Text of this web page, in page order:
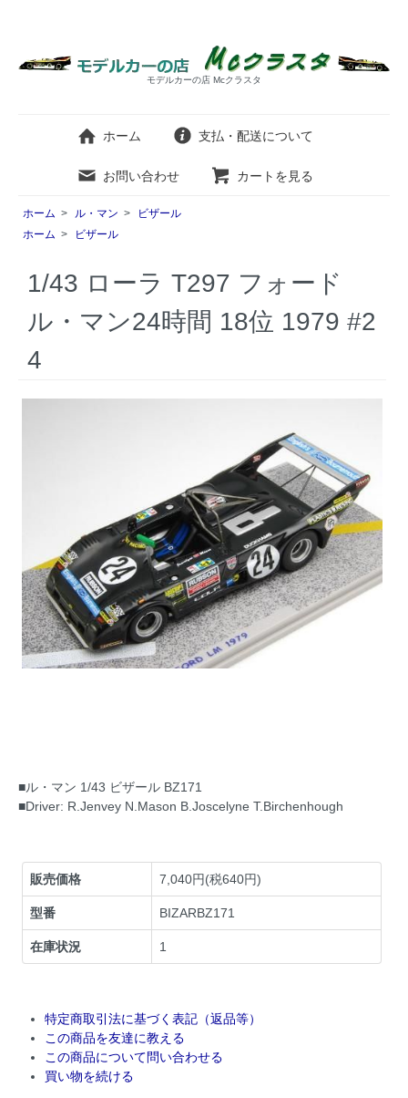
モデルカーの店 Mcクラスタ
ホーム 支払・配送について
お問い合わせ カートを見る
ホーム > ル・マン >
ビザール
ホーム > ビザール
1/43 ローラ T297 フォード
ル・マン24時間 18位 1979 #2
4
■ル・マン 1/43 ビザール BZ171
■Driver: R.Jenvey N.Mason B.Joscelyne T.Birchenhough
販売価格 7,040円(税640円)
型番 BIZARBZ171
在庫状況 1
特定商取引法に基づく表記（返品等）
この商品を友達に教える
この商品について問い合わせる
買い物を続ける